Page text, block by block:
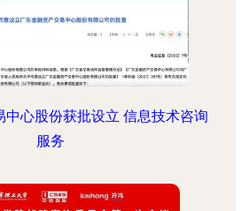
中心股份获批设立 信息技术咨询
服务